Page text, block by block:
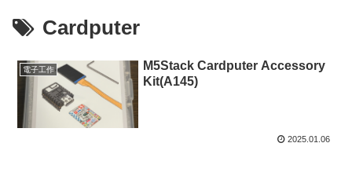
Cardputer
電子工作
M5Stack Cardputer Accessory
Kit(A145)
2025.01.06